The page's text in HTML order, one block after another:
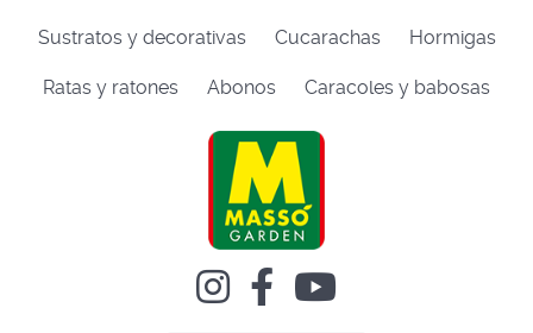
Sustratos y decorativas Cucarachas Hormigas
Ratas y ratones Abonos Caracoles y babosas